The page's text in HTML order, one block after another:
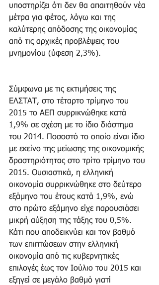
υποστηρίζει ότι δεν θα απαιτηθούν νέα
μέτρα για φέτος, λόγω και της
καλύτερης απόδοσης της οικονομίας
από τις αρχικές προβλέψεις του
μνημονίου (ύφεση 2,3%).
Σύμφωνα με τις εκτιμήσεις της
ΕΛΣΤΑΤ, στο τέταρτο τρίμηνο του
2015 το ΑΕΠ συρρικνώθηκε κατά
1,9% σε σχέση με το ίδιο διάστημα
του 2014. Ποσοστό το οποίο είναι ίδιο
με εκείνο της μείωσης της οικονομικής
δραστηριότητας στο τρίτο τρίμηνο του
2015. Ουσιαστικά, η ελληνική
οικονομία συρρικνώθηκε στο δεύτερο
εξάμηνο του έτους κατά 1,9%, ενώ
στο πρώτο εξάμηνο είχε παρουσιάσει
μικρή αύξηση της τάξης του 0,5%.
Κάτι που αποδεικνύει και τον βαθμό
των επιπτώσεων στην ελληνική
οικονομία από τις κυβερνητικές
επιλογές έως τον Ιούλιο του 2015 και
εξηγεί σε μεγάλο βαθμό γιατί